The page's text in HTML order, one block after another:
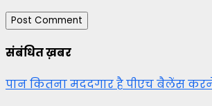
संबंधित ख़बर
पान कितना मददगार है पीएच बैलेंस